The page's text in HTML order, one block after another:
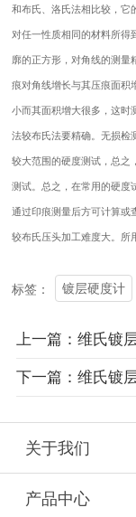
和布氏、洛氏法相比较，它
对任一性质相同的材料所得
廓的正方形，对角线的测量
痕对角线增长与其压痕面积
小而其面积增大很多，这时
法较布氏法要精确。无损检
较大范围的硬度测试，总之
测试。总之，在常用的硬度
通过印痕测量后方可计算或
较布氏压头加工难度大。所
标签： 镀层硬度计
上一篇：维氏镀
关于我们
产品中心